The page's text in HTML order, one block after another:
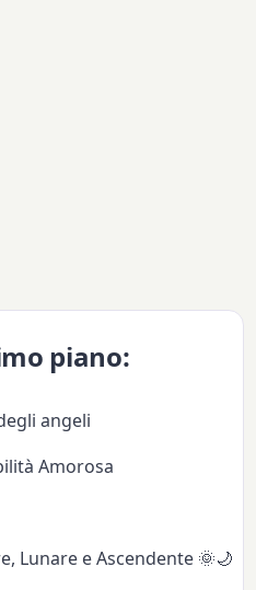
piano:
angeli
Amorosa
Lunare e Ascendente 🌞🌙✨